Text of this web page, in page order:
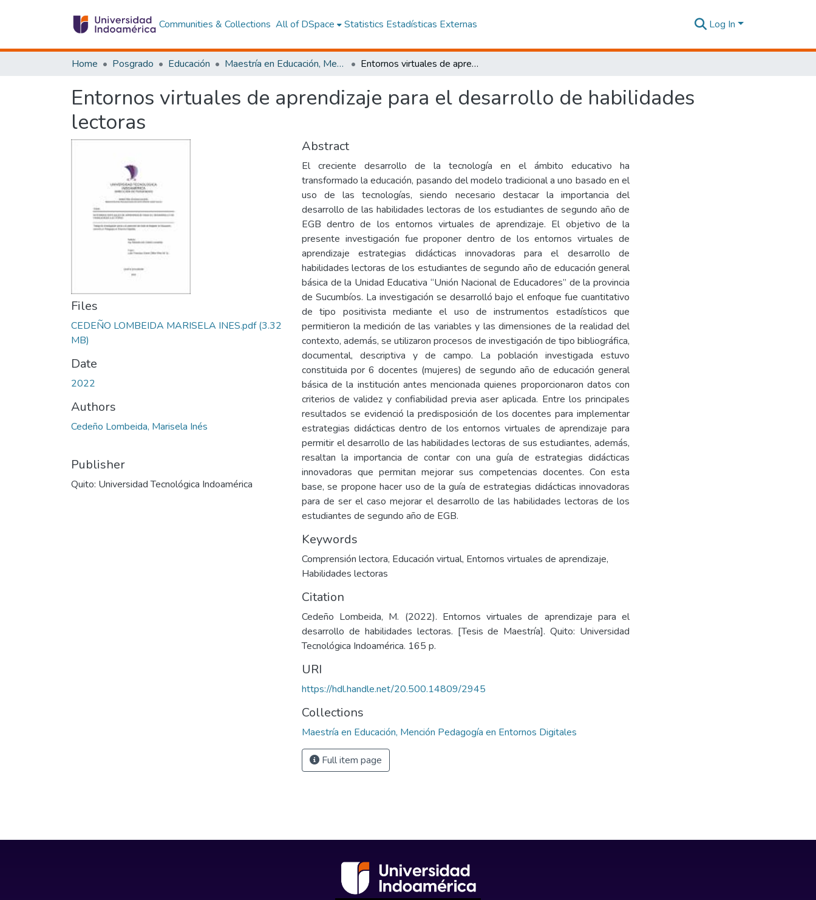
Communities & Collections All of DSpace Statistics Estadísticas Externas Log In
Home Posgrado Educación Maestría en Educación, Mención Pedagogía en Entornos Digitales Entornos virtuales de aprendizaje para el desarrollo de habilidades lectoras
Entornos virtuales de aprendizaje para el desarrollo de habilidades
lectoras
Files
CEDEÑO LOMBEIDA MARISELA INES.pdf(3.32
MB)
Date
2022
Authors
Cedeño Lombeida, Marisela Inés
Publisher
Quito: Universidad Tecnológica Indoamérica
Abstract
El creciente desarrollo de la tecnología en el ámbito educativo ha
transformado la educación, pasando del modelo tradicional a uno basado en el
uso de las tecnologías, siendo necesario destacar la importancia del
desarrollo de las habilidades lectoras de los estudiantes de segundo año de
EGB dentro de los entornos virtuales de aprendizaje. El objetivo de la
presente investigación fue proponer dentro de los entornos virtuales de
aprendizaje estrategias didácticas innovadoras para el desarrollo de
habilidades lectoras de los estudiantes de segundo año de educación general
básica de la Unidad Educativa “Unión Nacional de Educadores” de la provincia
de Sucumbíos. La investigación se desarrolló bajo el enfoque fue cuantitativo
de tipo positivista mediante el uso de instrumentos estadísticos que
permitieron la medición de las variables y las dimensiones de la realidad del
contexto, además, se utilizaron procesos de investigación de tipo bibliográfica,
documental, descriptiva y de campo. La población investigada estuvo
constituida por 6 docentes (mujeres) de segundo año de educación general
básica de la institución antes mencionada quienes proporcionaron datos con
criterios de validez y confiabilidad previa aser aplicada. Entre los principales
resultados se evidenció la predisposición de los docentes para implementar
estrategias didácticas dentro de los entornos virtuales de aprendizaje para
permitir el desarrollo de las habilidades lectoras de sus estudiantes, además,
resaltan la importancia de contar con una guía de estrategias didácticas
innovadoras que permitan mejorar sus competencias docentes. Con esta
base, se propone hacer uso de la guía de estrategias didácticas innovadoras
para de ser el caso mejorar el desarrollo de las habilidades lectoras de los
estudiantes de segundo año de EGB.
Keywords
Comprensión lectora, Educación virtual, Entornos virtuales de aprendizaje,
Habilidades lectoras
Citation
Cedeño Lombeida, M. (2022). Entornos virtuales de aprendizaje para el
desarrollo de habilidades lectoras. [Tesis de Maestría]. Quito: Universidad
Tecnológica Indoamérica. 165 p.
URI
https://hdl.handle.net/20.500.14809/2945
Collections
Maestría en Educación, Mención Pedagogía en Entornos Digitales
Full item page